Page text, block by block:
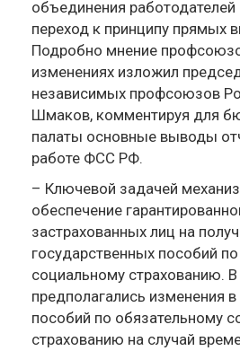
объединения
переход к принципу прямых
Подробно мнение
изменениях изложил
независимых профсоюзов
Шмаков, комментируя для
палаты основные выводы
работе ФСС РФ.
– Ключевой задачей
обеспечение
застрахованных лиц на
государственных пособий
социальному страхованию.
предполагались изменения
пособий по обязательному
страхованию на случай